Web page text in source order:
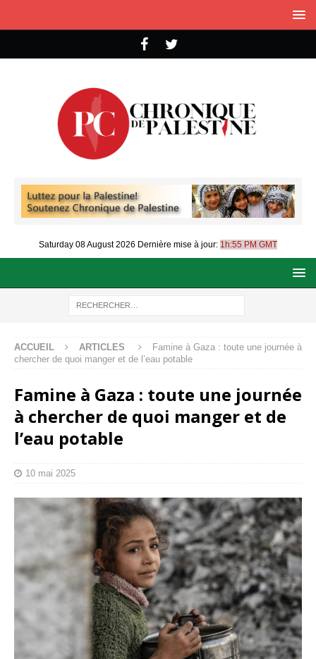
Saturday 08 August 2026 Dernière mise à jour: 1h:55 PM GMT
ACCUEIL ARTICLES
Famine à Gaza : toute une journée à
chercher de quoi manger et de l’eau potable
Famine à Gaza : toute une journée
à chercher de quoi manger et de
l’eau potable
10 mai 2025